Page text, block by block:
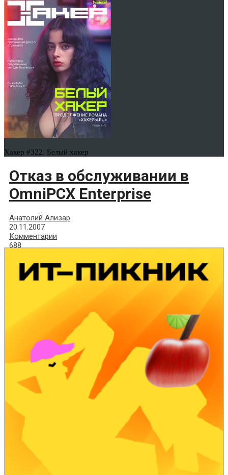
Хакер #322. Белый хакер
Отказ в обслуживании в
OmniPCX Enterprise
Анатолий Ализар
20.11.2007
Комментарии
688